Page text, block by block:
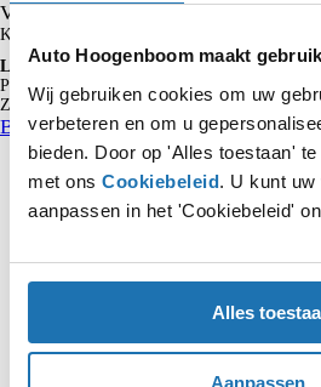
Auto Hoogenboom maakt
Wij gebruiken cookies om uw
verbeteren en om u
bieden. Door op 'Alles toestaan'
met ons Cookiebeleid. U kunt uw
aanpassen in het 'Cookiebeleid'
Alles
Aanpassen
Volkswagen Polo
Kopen vanaf
Lease p/m vanaf
Particulier
Zakelijk excl. BTW
Bekijk hem hierBekijk de voorraad
Meer
Ontdek de
Kom langs bij één van